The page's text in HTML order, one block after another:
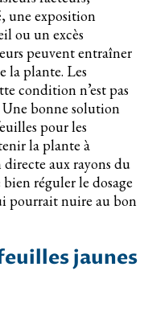
une exposition
ou un excès
peuvent entraîner
la plante. Les
condition n’est pas
bonne solution
pour les
la plante à
aux rayons du
réguler le dosage
pourrait nuire au bon
jaunes